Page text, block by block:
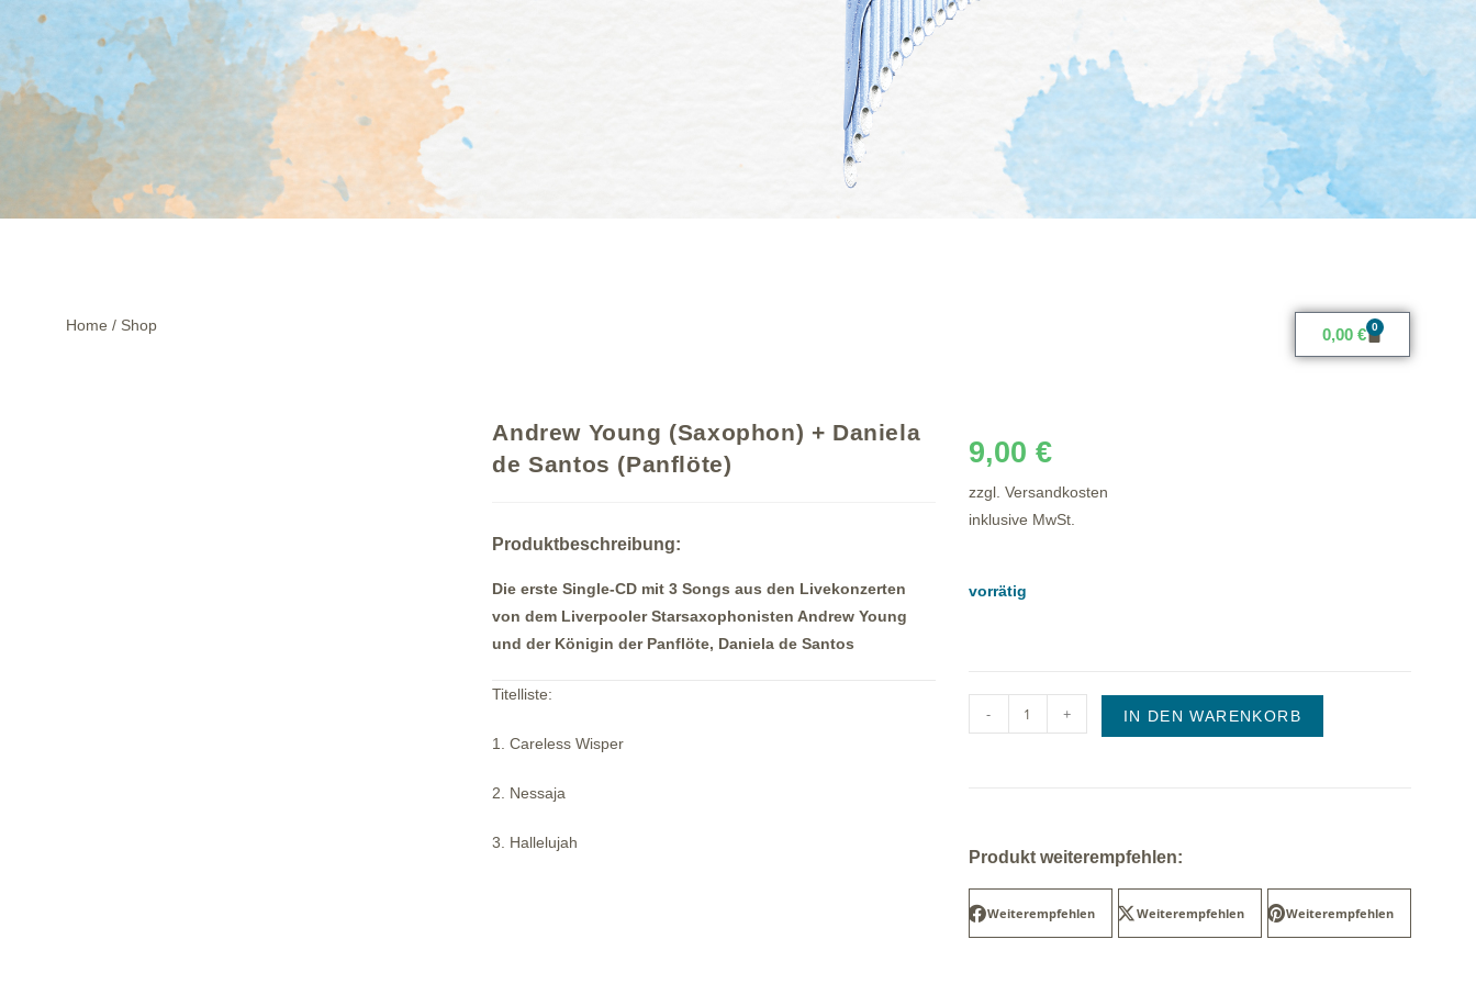
Home / Shop 0,00 € 0
Andrew Young (Saxophon) + Daniela
de Santos (Panflöte)
Produktbeschreibung:
Die erste Single-CD mit 3 Songs aus den Livekonzerten
von dem Liverpooler Starsaxophonisten Andrew Young
und der Königin der Panflöte, Daniela de Santos
Titelliste:
1. Careless Wisper
2. Nessaja
3. Hallelujah
9,00 €
zzgl. Versandkosten
inklusive MwSt.
vorrätig
- + IN DEN WARENKORB
Produkt weiterempfehlen:
Weiterempfehlen Weiterempfehlen Weiterempfehlen